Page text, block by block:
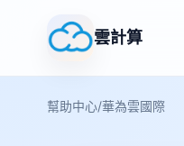
雲計算
幫助中心/華為雲國際